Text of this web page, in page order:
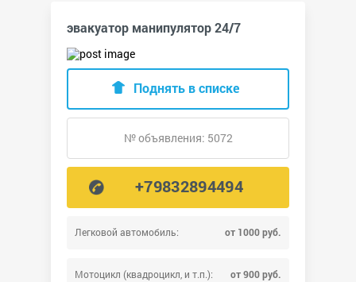
эвакуатор манипулятор 24/7
Легковой автомобиль: от 1000 руб.
Мотоцикл (квадроцикл, и т.п.): от 900 руб.
Поднять в списке
№ объявления: 5072
+79832894494